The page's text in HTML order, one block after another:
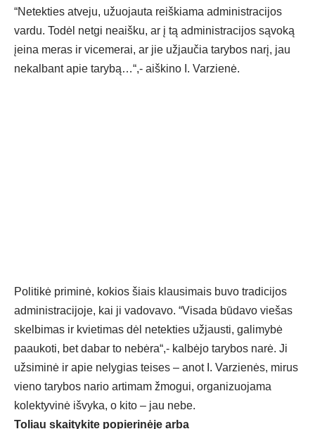
“Netekties atveju, užuojauta reiškiama administracijos
vardu. Todėl netgi neaišku, ar į tą administracijos sąvoką
įeina meras ir vicemerai, ar jie užjaučia tarybos narį, jau
nekalbant apie tarybą…“,- aiškino I. Varzienė.
Politikė priminė, kokios šiais klausimais buvo tradicijos
administracijoje, kai ji vadovavo. “Visada būdavo viešas
skelbimas ir kvietimas dėl netekties užjausti, galimybė
paaukoti, bet dabar to nebėra“,- kalbėjo tarybos narė. Ji
užsiminė ir apie nelygias teises – anot I. Varzienės, mirus
vieno tarybos nario artimam žmogui, organizuojama
kolektyvinė išvyka, o kito – jau nebe.
Toliau skaitykite popierinėje arba